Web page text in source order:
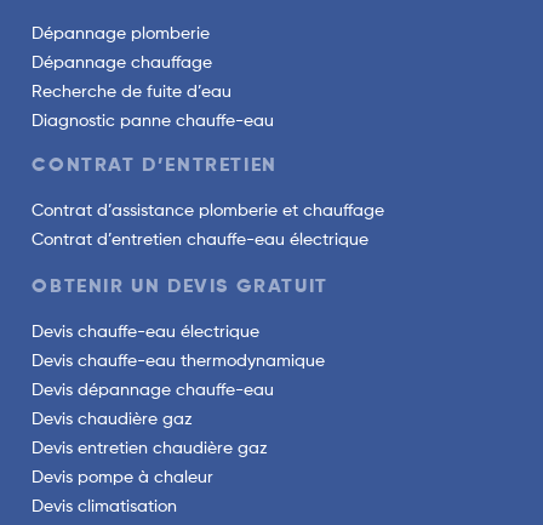
Dépannage plomberie
Dépannage chauffage
Recherche de fuite d’eau
Diagnostic panne chauffe-eau
CONTRAT D’ENTRETIEN
Contrat d’assistance plomberie et chauffage
Contrat d’entretien chauffe-eau électrique
OBTENIR UN DEVIS GRATUIT
Devis chauffe-eau électrique
Devis chauffe-eau thermodynamique
Devis dépannage chauffe-eau
Devis chaudière gaz
Devis entretien chaudière gaz
Devis pompe à chaleur
Devis climatisation